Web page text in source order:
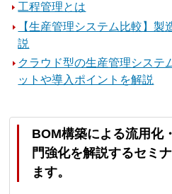
工程管理とは
【生産管理システム比較】
説
クラウド型の生産管理システ
ットや導入ポイントを解説
BOM構築による流用化
門強化を解説するセミ
ます。